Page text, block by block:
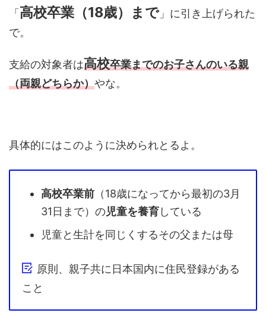
「高校卒業（18歳）まで」に引き上げられた
で。
支給の対象者は高校卒業までのお子さんのいる親
（両親どちらか）やな。
具体的にはこのように決められとるよ。
高校卒業前 （18歳になってから最初の3月
31日まで）の児童を養育している
児童と生計を同じくするその父または母
原則、親子共に日本国内に住民登録がある
こと